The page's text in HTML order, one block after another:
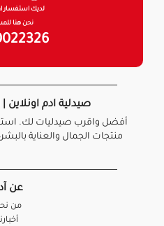
لديك استفسار
نحن هنا
صيدلية ادم
أفضل واقرب صيدليات لك.
منتجات الجمال والعناية
عن
من